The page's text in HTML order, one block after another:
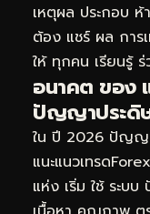
เหตุผล ประกอบ
ต้อง แชร์ ผล การ
ให้ ทุกคน เรียนรู้
อนาคต ของ
ปัญญาประดิ
ใน ปี 2026 ปัญญา
แนะแนวเทรด
แห่ง เริ่ม ใช้ ระ